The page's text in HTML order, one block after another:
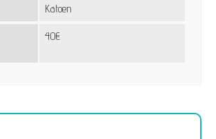
Katoen
40€